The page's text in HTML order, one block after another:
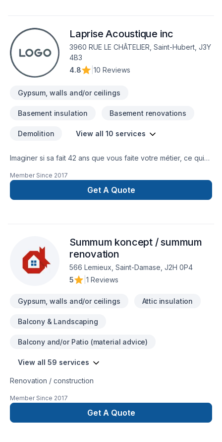
Rénovation générale, Revêtement extérieur, Salle de bain,
Soudeur, Sous-sol, Toiture, Toiture en acier, prêt à
concrétiser vos projets les plus ambitieux. Grâce à notre
approche centrée sur le client, nous proposons des solutions
adaptées à vos besoins spécifiques et à votre budget. Nous
votre
Laprise Acoustique inc
3960 RUE LE CHÂTELIER, Saint-Hubert, J3Y
4B3
4.8
10 Reviews
Gypsum, walls and/or ceilings
Basement insulation Basement renovations
Demolition View all 10 services
Imaginer si sa fait 42 ans que vous faite votre métier, ce qui
de notre clientèle.Résidentiel et Commercial . J'ai augmenter
seulement les matériaux depuis la covid comparativement au
autre entreprise.J'ai des prix très bas comparer avec mes
de joint... Pose de gypse... Plafond-
Suspendu... Insonorisation... Division métal...
Member Since 2017
Get A Quote
Summum koncept / summum
renovation
566 Lemieux, Saint-Damase, J2H 0P4
5
1 Reviews
Gypsum, walls and/or ceilings Attic insulation
Balcony & Landscaping
Balcony and/or Patio (material advice)
View all 59 services
Renovation / construction
Member Since 2017
Get A Quote